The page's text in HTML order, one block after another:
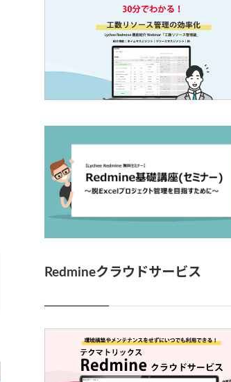
Redmineクラウドサービス